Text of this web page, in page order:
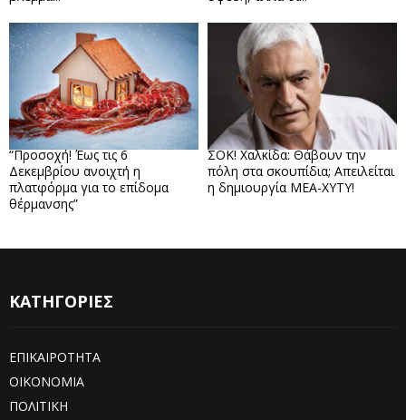
“Προσοχή! Έως τις 6
Δεκεμβρίου ανοιχτή η
πλατφόρμα για το επίδομα
θέρμανσης”
ΣΟΚ! Χαλκίδα: Θάβουν την
πόλη στα σκουπίδια; Απειλείται
η δημιουργία ΜΕΑ-ΧΥΤΥ!
ΚΑΤΗΓΟΡΙΕΣ
ΕΠΙΚΑΙΡΟΤΗΤΑ
ΟΙΚΟΝΟΜΙΑ
ΠΟΛΙΤΙΚΗ